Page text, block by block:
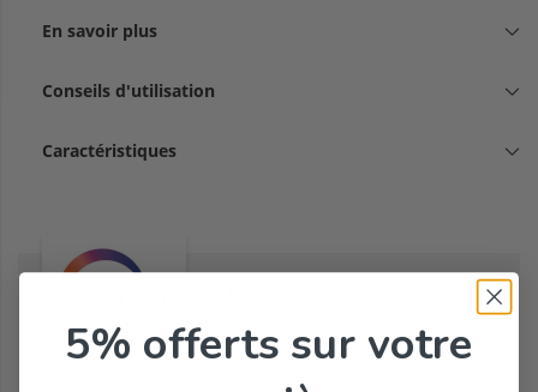
En savoir plus
Conseils d'utilisation
Caractéristiques
5% offerts sur votre